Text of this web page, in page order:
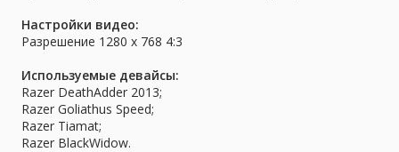
Настройки видео:
Разрешение 1280 x 768 4:3
Используемые девайсы:
Razer DeathAdder 2013;
Razer Goliathus Speed;
Razer Tiamat;
Razer BlackWidow.